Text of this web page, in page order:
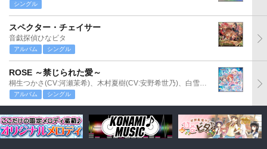
シングル
スペクター・チェイサー
音戯探偵ひなビタ
アルバム シングル
ROSE ～禁じられた愛～
桐生つかさ(CV:河瀬茉希)、木村夏樹(CV:安野希世乃)、白雪千夜(CV:関口理咲)
アルバム シングル